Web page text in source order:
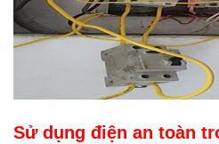
Sử dụng điện an toàn